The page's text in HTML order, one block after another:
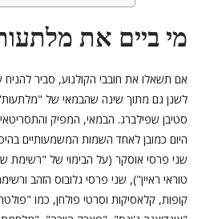
מי ביים את
אם תשאלו את חובבי הקולנוע, סביר
לשנן גם מתוך שינה שהבמאי של
סטיבן שפילברג. הבמאי, המפיק
היום כמובן לאחד השמות המשמעותיים
שני פרסי אוסקר (על הבימוי של "רשימת
טוראי ראיין"), שני פרסי גלובוס הזהב
קופות, קלאסיקות וסרטי פולחן, כמו